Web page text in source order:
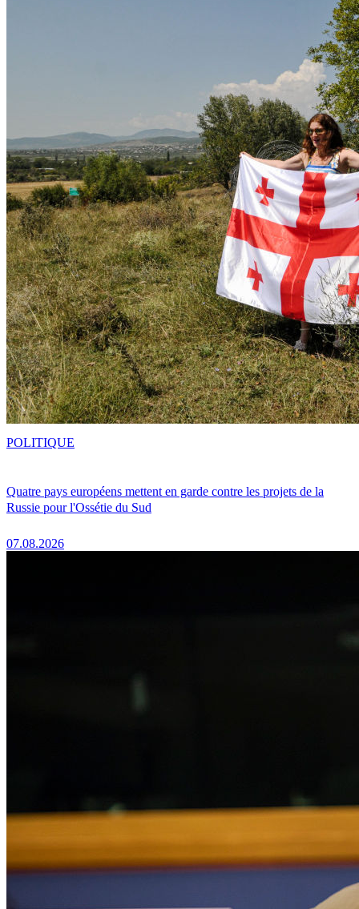
Quatre pays européens mettent en garde contre les projets de la
Russie pour l'Ossétie du Sud
07.08.2026
POLITIQUE